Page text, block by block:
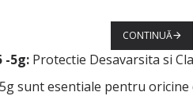
-5g: Protectie Desavarsita si
sunt esentiale pentru
CONTINUĂ